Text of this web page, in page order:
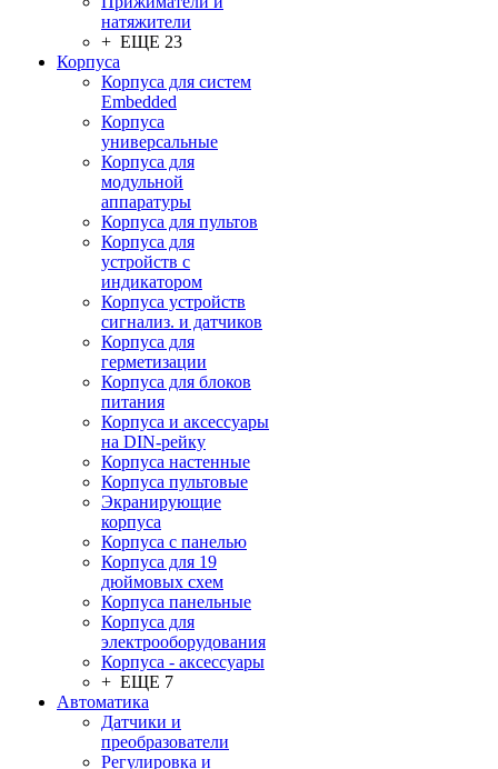
натяжители
+ ЕЩЕ 23
Корпуса
Корпуса для систем
Embedded
Корпуса
универсальные
Корпуса для
модульной
аппаратуры
Корпуса для пультов
Корпуса для
устройств с
индикатором
Корпуса устройств
сигнализ. и датчиков
Корпуса для
герметизации
Корпуса для блоков
питания
Корпуса и аксессуары
на DIN-рейку
Корпуса настенные
Корпуса пультовые
Экранирующие
корпуса
Корпуса с панелью
Корпуса для 19
дюймовых схем
Корпуса панельные
Корпуса для
электрооборудования
Корпуса - аксессуары
+ ЕЩЕ 7
Автоматика
Датчики и
преобразователи
Регулировка и